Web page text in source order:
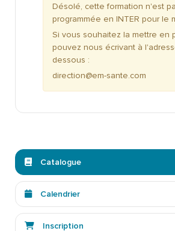
Désolé, cette formation n'est
programmée en INTER pour le
Si vous souhaitez la mettre en
pouvez nous écrivant à
dessous :
direction@em-sante.com
Catalogue
Calendrier
Inscription